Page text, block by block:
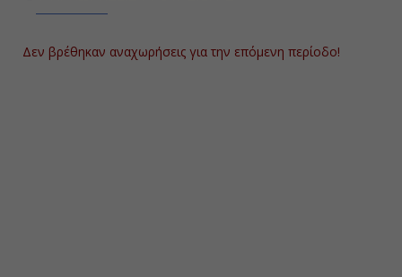
Δεν βρέθηκαν αναχωρήσεις για την επόμενη περίοδο!